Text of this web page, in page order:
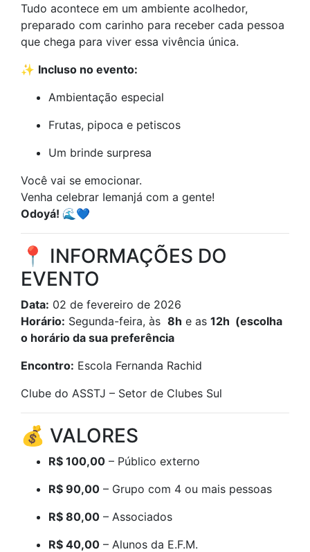
Tudo acontece em um ambiente acolhedor,
preparado com carinho para receber cada pessoa
que chega para viver essa vivência única.
✨ Incluso no evento:
Ambientação especial
Frutas, pipoca e petiscos
Um brinde surpresa
Você vai se emocionar.
Venha celebrar Iemanjá com a gente!
Odoyá! 🌊💙
📍 INFORMAÇÕES DO
EVENTO
Data: 02 de fevereiro de 2026
Horário: Segunda-feira, às 8h e as 12h (escolha
o horário da sua preferência
Encontro: Escola Fernanda Rachid
Clube do ASSTJ – Setor de Clubes Sul
💰 VALORES
R$ 100,00 – Público externo
R$ 90,00 – Grupo com 4 ou mais pessoas
R$ 80,00 – Associados
R$ 40,00 – Alunos da E.F.M.